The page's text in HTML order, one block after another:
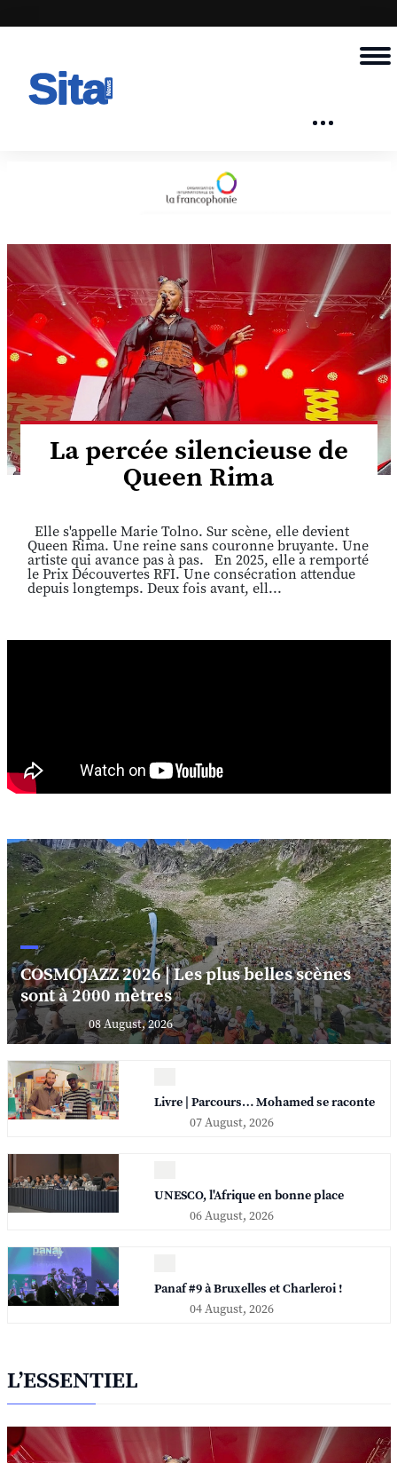
La percée silencieuse de
Queen Rima
Elle s'appelle Marie Tolno. Sur scène, elle devient
Queen Rima. Une reine sans couronne bruyante. Une
artiste qui avance pas à pas. En 2025, elle a remporté
le Prix Découvertes RFI. Une consécration attendue
depuis longtemps. Deux fois avant, ell...
COSMOJAZZ 2026 | Les plus belles scènes
sont à 2000 mètres
08 August, 2026
Livre | Parcours… Mohamed se raconte
07 August, 2026
UNESCO, l'Afrique en bonne place
06 August, 2026
Panaf #9 à Bruxelles et Charleroi !
04 August, 2026
L’ESSENTIEL